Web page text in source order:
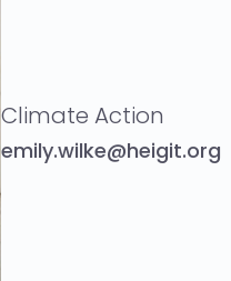
Climate Action
emily.wilke@heigit.org